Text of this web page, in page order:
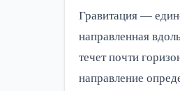
Гравитация —
направленная
течет почти
направление